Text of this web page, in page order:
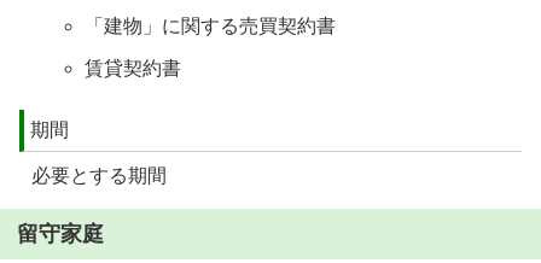
「建物」に関する売買契約書
賃貸契約書
期間
必要とする期間
留守家庭